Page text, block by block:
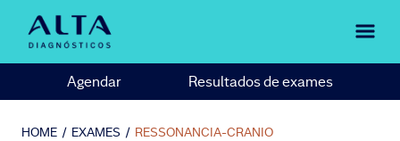
Agendar Resultados de exames
HOME / EXAMES / RESSONANCIA-CRANIO